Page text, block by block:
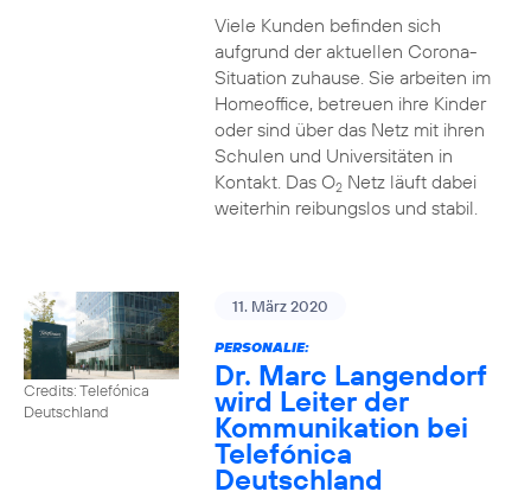
Viele Kunden befinden sich
aufgrund der aktuellen Corona-
Situation zuhause. Sie arbeiten im
Homeoffice, betreuen ihre Kinder
oder sind über das Netz mit ihren
Schulen und Universitäten in
Kontakt. Das O2Netz läuft dabei
weiterhin reibungslos und stabil.
Credits: Telefónica
Deutschland
11. März 2020
PERSONALIE:
Dr. Marc Langendorf
wird Leiter der
Kommunikation bei
Telefónica
Deutschland